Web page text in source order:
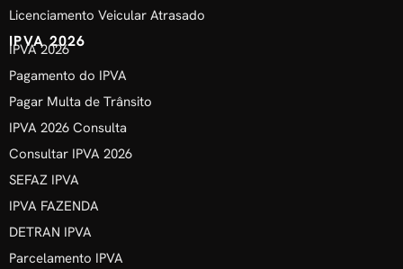
Licenciamento Veicular Atrasado
IPVA 2026
IPVA 2026
Pagamento do IPVA
Pagar Multa de Trânsito
IPVA 2026 Consulta
Consultar IPVA 2026
SEFAZ IPVA
IPVA FAZENDA
DETRAN IPVA
Parcelamento IPVA